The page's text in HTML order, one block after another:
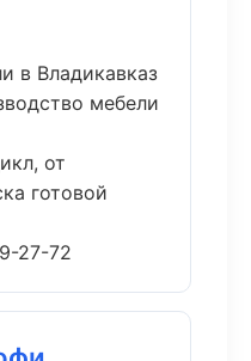
в Владикавказ
мебели
от
готовой
27-72